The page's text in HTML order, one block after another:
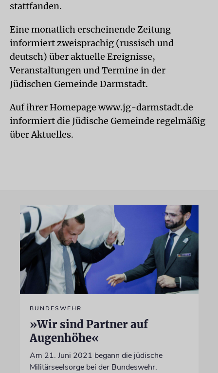
stattfanden.
Eine monatlich erscheinende Zeitung
informiert zweisprachig (russisch und
deutsch) über aktuelle Ereignisse,
Veranstaltungen und Termine in der
Jüdischen Gemeinde Darmstadt.
Auf ihrer Homepage www.jg-darmstadt.de
informiert die Jüdische Gemeinde regelmäßig
über Aktuelles.
BUNDESWEHR
»Wir sind Partner auf
Augenhöhe«
Am 21. Juni 2021 begann die jüdische
Militärseelsorge bei der Bundeswehr.